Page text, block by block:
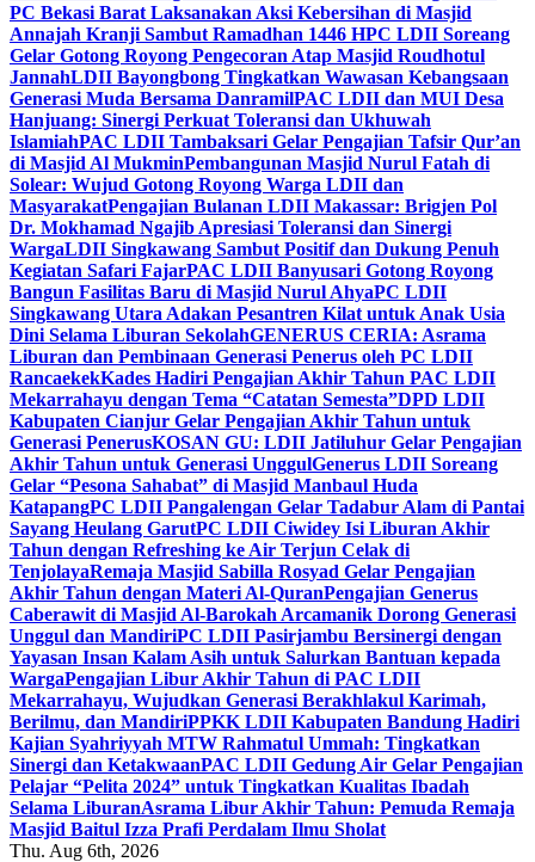
PC Bekasi Barat Laksanakan Aksi Kebersihan di Masjid
Annajah Kranji Sambut Ramadhan 1446 HPC LDII Soreang
Gelar Gotong Royong Pengecoran Atap Masjid Roudhotul
JannahLDII Bayongbong Tingkatkan Wawasan Kebangsaan
Generasi Muda Bersama DanramilPAC LDII dan MUI Desa
Hanjuang: Sinergi Perkuat Toleransi dan Ukhuwah
IslamiahPAC LDII Tambaksari Gelar Pengajian Tafsir Qur’an
di Masjid Al MukminPembangunan Masjid Nurul Fatah di
Solear: Wujud Gotong Royong Warga LDII dan
MasyarakatPengajian Bulanan LDII Makassar: Brigjen Pol
Dr. Mokhamad Ngajib Apresiasi Toleransi dan Sinergi
WargaLDII Singkawang Sambut Positif dan Dukung Penuh
Kegiatan Safari FajarPAC LDII Banyusari Gotong Royong
Bangun Fasilitas Baru di Masjid Nurul AhyaPC LDII
Singkawang Utara Adakan Pesantren Kilat untuk Anak Usia
Dini Selama Liburan SekolahGENERUS CERIA: Asrama
Liburan dan Pembinaan Generasi Penerus oleh PC LDII
RancaekekKades Hadiri Pengajian Akhir Tahun PAC LDII
Mekarrahayu dengan Tema “Catatan Semesta”DPD LDII
Kabupaten Cianjur Gelar Pengajian Akhir Tahun untuk
Generasi PenerusKOSAN GU: LDII Jatiluhur Gelar Pengajian
Akhir Tahun untuk Generasi UnggulGenerus LDII Soreang
Gelar “Pesona Sahabat” di Masjid Manbaul Huda
KatapangPC LDII Pangalengan Gelar Tadabur Alam di Pantai
Sayang Heulang GarutPC LDII Ciwidey Isi Liburan Akhir
Tahun dengan Refreshing ke Air Terjun Celak di
TenjolayaRemaja Masjid Sabilla Rosyad Gelar Pengajian
Akhir Tahun dengan Materi Al-QuranPengajian Generus
Caberawit di Masjid Al-Barokah Arcamanik Dorong Generasi
Unggul dan MandiriPC LDII Pasirjambu Bersinergi dengan
Yayasan Insan Kalam Asih untuk Salurkan Bantuan kepada
WargaPengajian Libur Akhir Tahun di PAC LDII
Mekarrahayu, Wujudkan Generasi Berakhlakul Karimah,
Berilmu, dan MandiriPPKK LDII Kabupaten Bandung Hadiri
Kajian Syahriyyah MTW Rahmatul Ummah: Tingkatkan
Sinergi dan KetakwaanPAC LDII Gedung Air Gelar Pengajian
Pelajar “Pelita 2024” untuk Tingkatkan Kualitas Ibadah
Selama LiburanAsrama Libur Akhir Tahun: Pemuda Remaja
Masjid Baitul Izza Prafi Perdalam Ilmu Sholat
Thu. Aug 6th, 2026